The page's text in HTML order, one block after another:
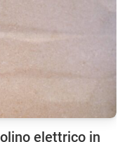
elettrico in